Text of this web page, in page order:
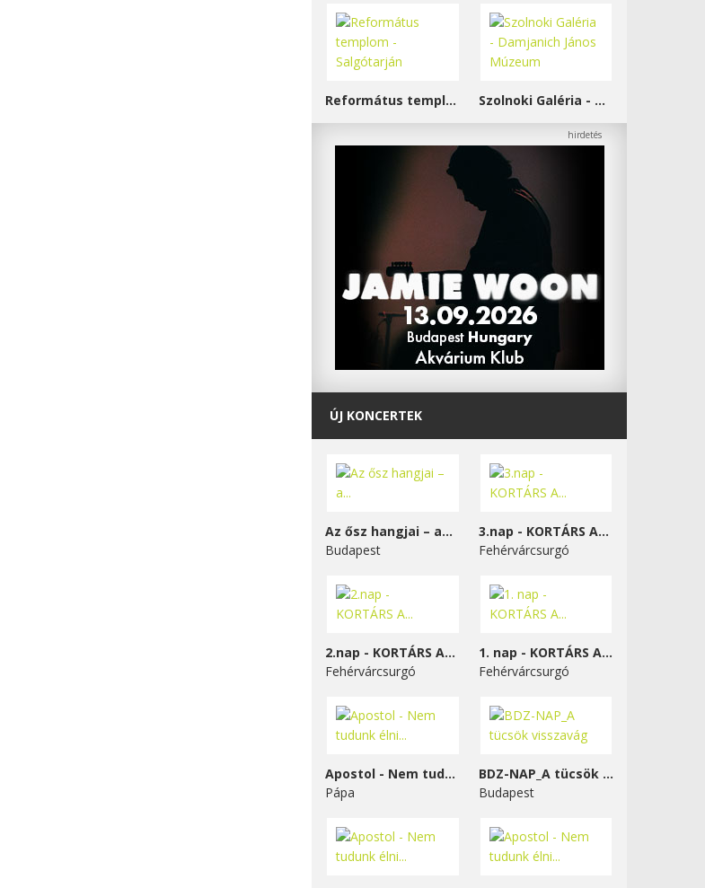
Református templom - Salgótarján Szolnoki Galéria - Damjanich János Múzeum
ÚJ KONCERTEK
Az ősz hangjai – a...
Budapest
3.nap - KORTÁRS A...
Fehérvárcsurgó
2.nap - KORTÁRS A...
Fehérvárcsurgó
1. nap - KORTÁRS A...
Fehérvárcsurgó
Apostol - Nem tudunk élni...
Pápa
BDZ-NAP_A tücsök visszavág
Budapest